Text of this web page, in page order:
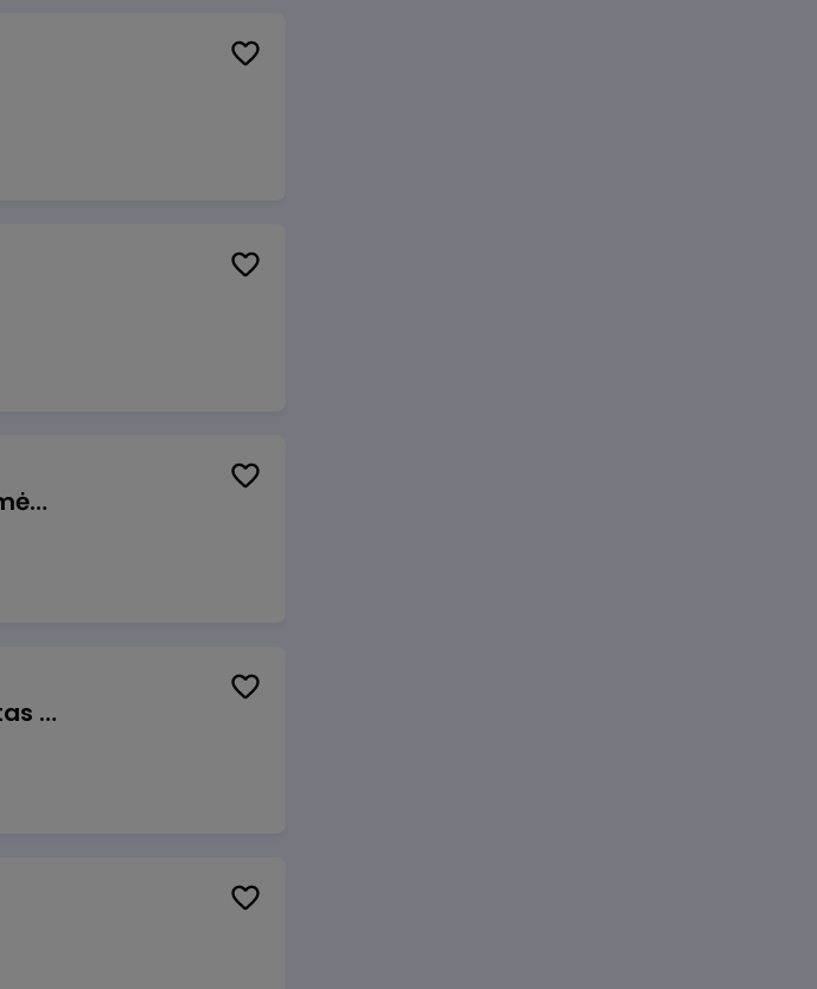
Užsakymų komplektuotojas (-a) Pieno ir mėsos sandėlyje
Veiklos užtikrinimo ir atitikties vyr. ekspertas (-ė) (Vilnius, LT)